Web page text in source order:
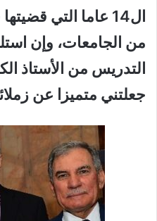
ال14 عاما التي
من الجامعات، وإن
التدريس من الأستاذ
جعلتني متميزا عن